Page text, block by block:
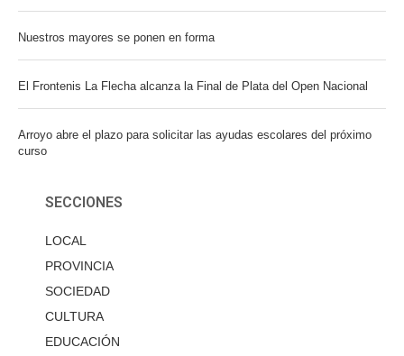
Nuestros mayores se ponen en forma
El Frontenis La Flecha alcanza la Final de Plata del Open Nacional
Arroyo abre el plazo para solicitar las ayudas escolares del próximo
curso
SECCIONES
LOCAL
PROVINCIA
SOCIEDAD
CULTURA
EDUCACIÓN